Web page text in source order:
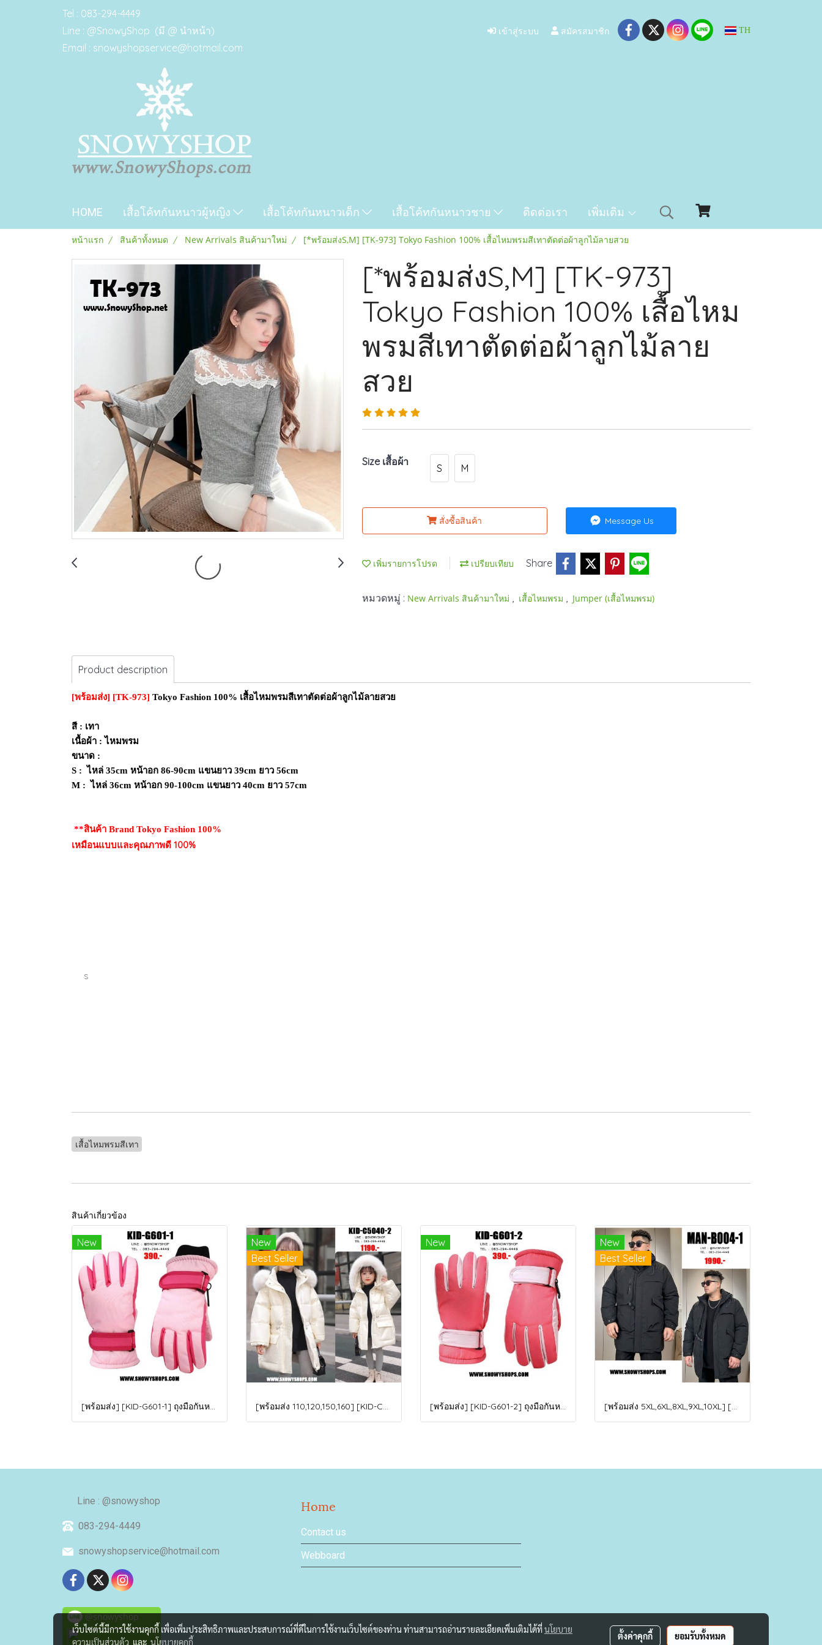
Tel : 083-294-4449
Line : @SnowyShop (มี @ นำหน้า)
Email : snowyshopservice@hotmail.com
เข้าสู่ระบบ สมัครสมาชิก TH
HOME เสื้อโค้ทกันหนาวผู้หญิง เสื้อโค้ทกันหนาวเด็ก เสื้อโค้ทกันหนาวชาย ติดต่อเรา เพิ่มเติม
หน้าแรก สินค้าทั้งหมด New Arrivals สินค้ามาใหม่ [*พร้อมส่งS,M] [TK-973] Tokyo Fashion 100% เสื้อไหมพรมสีเทาตัดต่อผ้าลูกไม้ลายสวย
[*พร้อมส่งS,M] [TK-973]
Tokyo Fashion 100% เสื้อไหม
พรมสีเทาตัดต่อผ้าลูกไม้ลาย
สวย
Size เสื้อผ้า
S M
สั่งซื้อสินค้า Message Us
เพิ่มรายการโปรด เปรียบเทียบ Share
หมวดหมู่ : New Arrivals สินค้ามาใหม่ เสื้อไหมพรม Jumper (เสื้อไหมพรม)
Product description
[พร้อมส่ง] [TK-973] Tokyo Fashion 100% เสื้อไหมพรมสีเทาตัดต่อผ้าลูกไม้ลายสวย
สี : เทา
เนื้อผ้า : ไหมพรม
ขนาด :
S : ไหล่ 35cm หน้าอก 86-90cm แขนยาว 39cm ยาว 56cm
M : ไหล่ 36cm หน้าอก 90-100cm แขนยาว 40cm ยาว 57cm
**สินค้า Brand Tokyo Fashion 100%
เหมือนแบบและคุณภาพดี 100%
S
เสื้อไหมพรมสีเทา
สินค้าเกี่ยวข้อง
New
New
Best Seller
New
New
Best Seller
Line : @snowyshop
083-294-4449
snowyshopservice@hotmail.com
@snowyshop
Home
Contact us
Webboard
เว็บไซต์นี้มีการใช้งานคุกกี้ เพื่อเพิ่มประสิทธิภาพและประสบการณ์ที่ดีในการใช้งานเว็บไซต์ของท่าน ท่านสามารถอ่านรายละเอียดเพิ่มเติมได้ที่นโยบาย
ความเป็นส่วนตัว และ นโยบายคุกกี้
ตั้งค่าคุกกี้ ยอมรับทั้งหมด